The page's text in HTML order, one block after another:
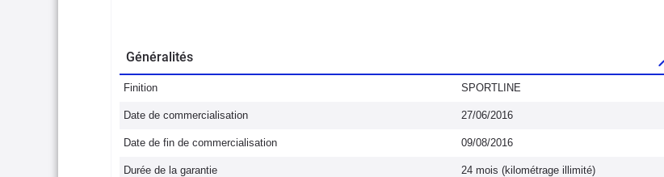
Généralités
Finition SPORTLINE
Date de commercialisation 27/06/2016
Date de fin de commercialisation 09/08/2016
Durée de la garantie 24 mois (kilométrage illimité)